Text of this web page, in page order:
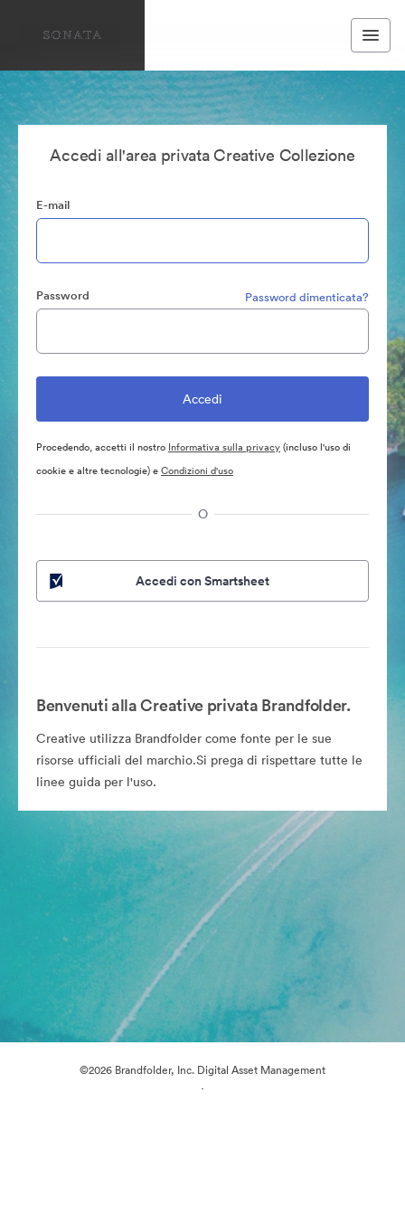
Accedi all'area privata Creative Collezione
E-mail
Password Password dimenticata?
Procedendo, accetti il nostro Informativa sulla privacy(incluso l'uso di
cookie e altre tecnologie) eCondizioni d'uso
O
Accedi con Smartsheet
Benvenuti alla Creative privata Brandfolder.
Creative utilizza Brandfolder come fonte per le sue
risorse ufficiali del marchio.Si prega di rispettare tutte le
linee guida per l'uso.
©2026 Brandfolder, Inc. Digital Asset Management
·